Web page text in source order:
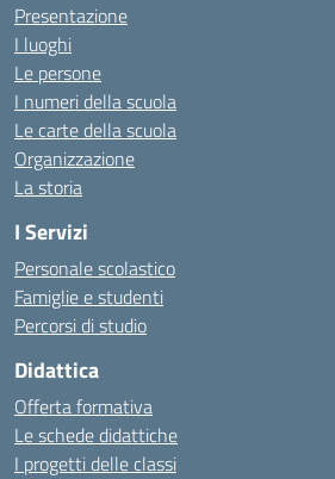
Presentazione
I luoghi
Le persone
I numeri della scuola
Le carte della scuola
Organizzazione
La storia
I Servizi
Personale scolastico
Famiglie e studenti
Percorsi di studio
Didattica
Offerta formativa
Le schede didattiche
I progetti delle classi